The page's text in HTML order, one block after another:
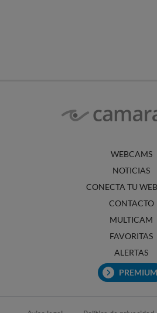
WEBCAMS
NOTICIAS
CONECTA TU
CONTACTO
MULTICAM
FAVORITAS
ALERTAS
PREMIUM